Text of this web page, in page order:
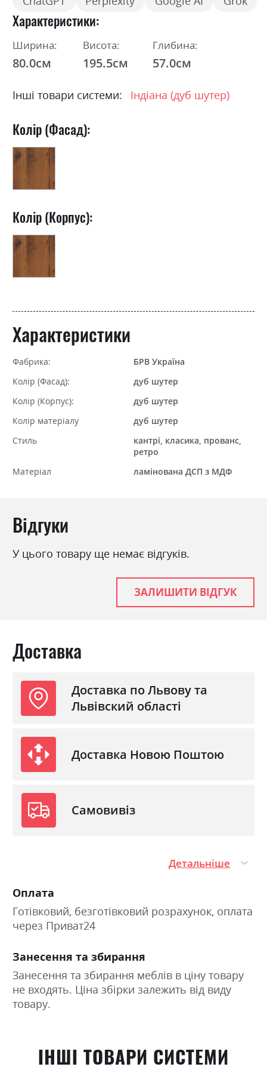
Характеристики
Ширина:
80.0см
Висота:
195.5см
Глибина:
57.0см
Інші товари системи: Індіана (дуб шутер)
Колір (Фасад):
Колір (Корпус):
Характеристики
Фабрика:
БРВ Україна
Колір (Фасад):
дуб шутер
Колір (Корпус):
дуб шутер
Колір матеріалу
дуб шутер
Стиль
кантрі, класика, прованс,
ретро
Матеріал
ламінована ДСП з МДФ
Відгуки
У цього товару ще немає відгуків.
ЗАЛИШИТИ ВІДГУК
Доставка
Доставка по Львову та
Львівский області
Доставка Новою Поштою
Самовивіз
Детальніше
Оплата
Готівковий, безготівковий розрахунок, оплата
через Приват24
Занесення та збирання
Занесення та збирання меблів в ціну товару
не входять. Ціна збірки залежить від виду
товару.
ІНШІ ТОВАРИ СИСТЕМИ